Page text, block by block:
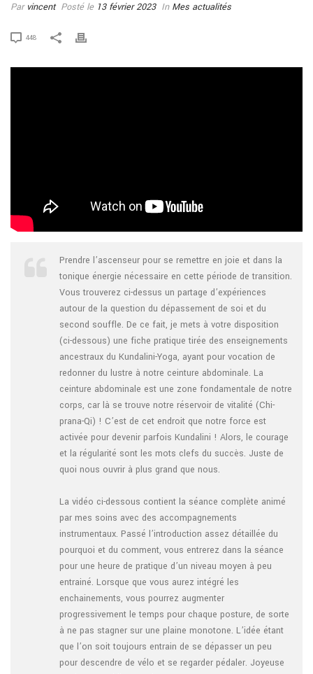
Par vincent Posté le 13 février 2023 In Mes actualités
448
Prendre l’ascenseur pour se remettre en joie et dans la
tonique énergie nécessaire en cette période de transition.
Vous trouverez ci-dessus un partage d’expériences
autour de la question du dépassement de soi et du
second souffle. De ce fait, je mets à votre disposition
(ci-dessous) une fiche pratique tirée des enseignements
ancestraux du Kundalini-Yoga, ayant pour vocation de
redonner du lustre à notre ceinture abdominale. La
ceinture abdominale est une zone fondamentale de notre
corps, car là se trouve notre réservoir de vitalité (Chi-
prana-Qi) ! C’est de cet endroit que notre force est
activée pour devenir parfois Kundalini ! Alors, le courage
et la régularité sont les mots clefs du succès. Juste de
quoi nous ouvrir à plus grand que nous.
La vidéo ci-dessous contient la séance complète animé
par mes soins avec des accompagnements
instrumentaux. Passé l’introduction assez détaillée du
pourquoi et du comment, vous entrerez dans la séance
pour une heure de pratique d’un niveau moyen à peu
entrainé. Lorsque que vous aurez intégré les
enchainements, vous pourrez augmenter
progressivement le temps pour chaque posture, de sorte
à ne pas stagner sur une plaine monotone. L’idée étant
que l’on soit toujours entrain de se dépasser un peu
pour descendre de vélo et se regarder pédaler. Joyeuse